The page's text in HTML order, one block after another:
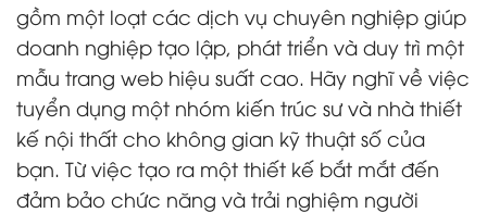
gồm một loạt các dịch vụ chuyên nghiệp giúp
doanh nghiệp tạo lập, phát triển và duy trì một
mẫu trang web hiệu suất cao. Hãy nghĩ về việc
tuyển dụng một nhóm kiến trúc sư và nhà thiết
kế nội thất cho không gian kỹ thuật số của
bạn. Từ việc tạo ra một thiết kế bắt mắt đến
đảm bảo chức năng và trải nghiệm người